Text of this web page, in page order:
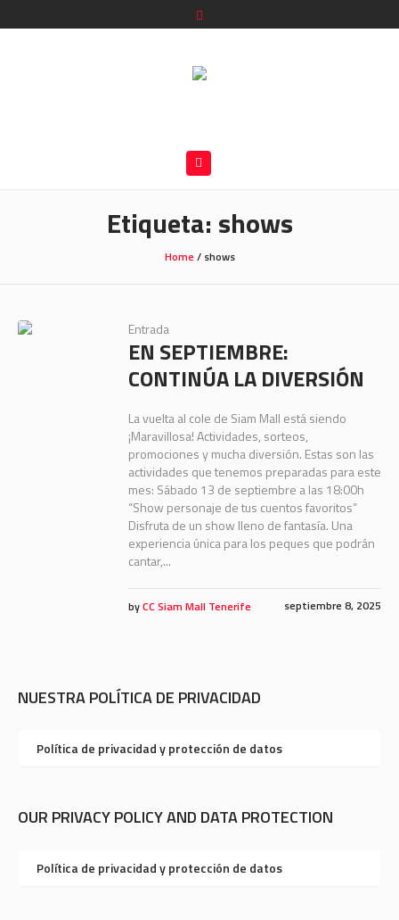
Etiqueta: shows
Home/ shows
Entrada
EN SEPTIEMBRE:
CONTINÚA LA DIVERSIÓN
La vuelta al cole de Siam Mall está siendo
¡Maravillosa! Actividades, sorteos,
promociones y mucha diversión. Estas son las
actividades que tenemos preparadas para este
mes: Sábado 13 de septiembre a las 18:00h
“Show personaje de tus cuentos favoritos”
Disfruta de un show lleno de fantasía. Una
experiencia única para los peques que podrán
cantar,...
septiembre 8, 2025
byCC Siam Mall Tenerife
NUESTRA POLÍTICA DE PRIVACIDAD
Política de privacidad y protección de datos
OUR PRIVACY POLICY AND DATA PROTECTION
Política de privacidad y protección de datos